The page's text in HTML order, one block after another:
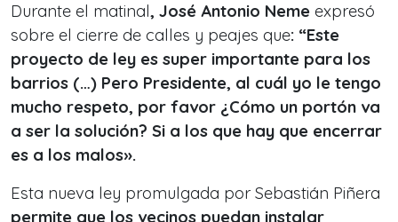
Durante el matinal, José Antonio Neme expresó
sobre el cierre de calles y peajes que: “Este
proyecto de ley es super importante para los
barrios (…) Pero Presidente, al cuál yo le tengo
mucho respeto, por favor ¿Cómo un portón va
a ser la solución? Si a los que hay que encerrar
es a los malos».
Esta nueva ley promulgada por Sebastián Piñera
permite que los vecinos puedan instalar